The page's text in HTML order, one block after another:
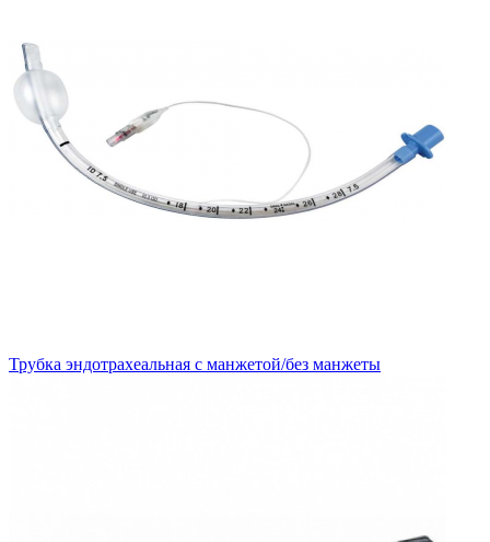
Трубка эндотрахеальная с манжетой/без манжеты